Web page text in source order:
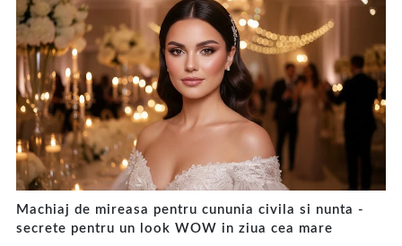
Machiaj de mireasa pentru cununia civila si nunta -
secrete pentru un look WOW in ziua cea mare